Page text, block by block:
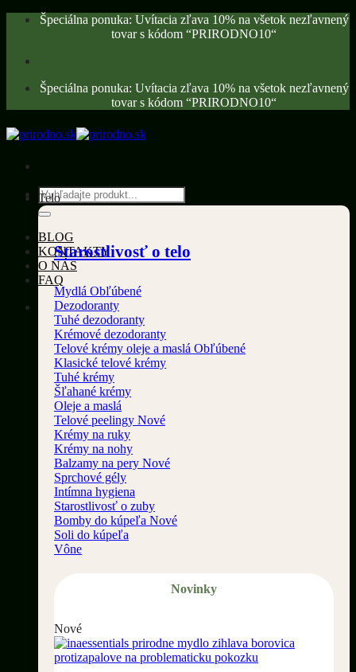
Skip
Špeciálna ponuka: Uvítacia zľava 10% na všetok nezľavnený
tovar s kódom “PRIRODNO10“
Špeciálna ponuka: Uvítacia zľava 10% na všetok nezľavnený
tovar s kódom “PRIRODNO10“
Hľadať:
BLOG
KONTAKTY
O NÁS
FAQ
Telo
Starostlivosť o telo
Mydlá
Dezodoranty
Tuhé dezodoranty
Krémové dezodoranty
Telové krémy oleje a maslá
Klasické telové krémy
Tuhé krémy
Šľahané krémy
Oleje a maslá
Telové peelingy
Krémy na ruky
Krémy na nohy
Balzamy na pery
Sprchové gély
Intímna hygiena
Starostlivosť o zuby
Bomby do kúpeľa
Soli do kúpeľa
Vône
Novinky
Nové